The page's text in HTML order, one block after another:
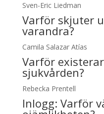
Sven-Eric Liedman
Varför skjuter
varandra?
Camila Salazar Atías
Varför
sjukvården?
Rebecka Prentell
Inlogg: Varför